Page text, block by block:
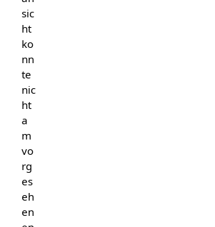
sic
ht
ko
nn
te
nic
ht
a
m
vo
rg
es
eh
en